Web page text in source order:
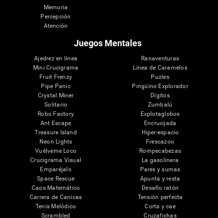
Memoria
Percepción
Atención
Juegos Mentales
Ajedrez en línea
Mini Crucigrama
Fruit Frenzy
Pipe Panic
Crystal Miner
Solitario
Robo Factory
Ant Escape
Treasure Island
Neon Lights
Vuélveme Loco
Crucigrama Visual
Emparéjalo
Space Rescue
Caos Matemático
Carrera de Canicas
Tenis Melódico
Scrambled
Ranaventuras
Línea de Caramelos
Puzles
Pingüino Explorador
Dígitos
Zumbalú
Explotaglobos
Encrucijada
Hiper-espacio
Frescazoo
Rompecabezas
La gasolinera
Pares y sumas
Apunta y resta
Desafío ratón
Tensión perfecta
Corta y cae
Cruzafichas